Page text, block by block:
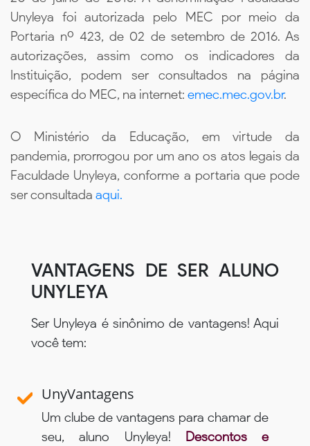
Unyleya foi autorizada pelo MEC por meio da
Portaria nº 423, de 02 de setembro de 2016. As
autorizações, assim como os indicadores da
Instituição, podem ser consultados na página
específica do MEC, na internet: emec.mec.gov.br.
O Ministério da Educação, em virtude da
pandemia, prorrogou por um ano os atos legais da
Faculdade Unyleya, conforme a portaria que pode
ser consultada aqui.
VANTAGENS DE SER ALUNO
UNYLEYA
Ser Unyleya é sinônimo de vantagens! Aqui
você tem:
UnyVantagens
Um clube de vantagens para chamar de
seu, aluno Unyleya! Descontos e